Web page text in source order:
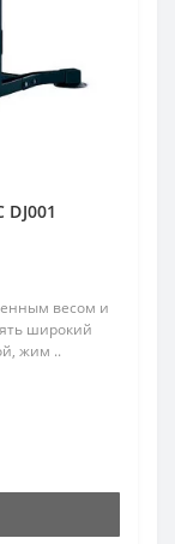
весом и
широкий
жим ..